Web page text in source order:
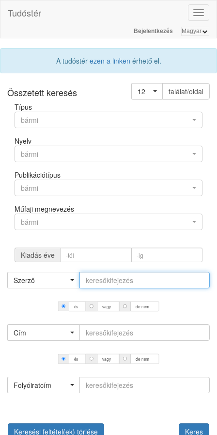
Tudóstér
Bejelentkezés
A tudóstér ezen a linken érhető el.
Összetett keresés 12
találat/oldal
Típus
bármi
Nyelv
bármi
Publikációtípus
bármi
Műfaji megnevezés
bármi
Kiadás éve
Szerző
és vagy de nem
Cím
és vagy de nem
Folyóiratcím
Keresési feltétel(ek) törlése